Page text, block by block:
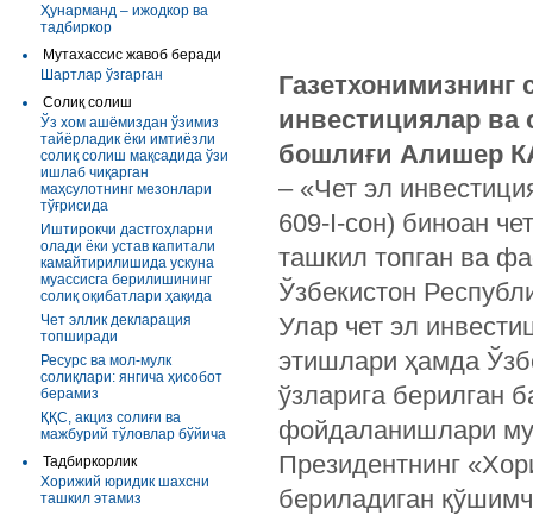
Ҳунарманд – ижодкор ва
тадбиркор
Мутахассис жавоб беради
Шартлар ўзгарган
Солиқ солиш
Ўз хом ашёмиздан ўзимиз
тайёрладик ёки имтиёзли
солиқ солиш мақсадида ўзи
ишлаб чиқарган
маҳсулотнинг мезонлари
тўғрисида
Иштирокчи дастгоҳларни
олади ёки устав капитали
камайтирилишида ускуна
муассисга берилишининг
солиқ оқибатлари ҳақида
Чет эллик декларация
топширади
Ресурс ва мол-мулк
солиқлари: янгича ҳисобот
берамиз
ҚҚС, акциз солиғи ва
мажбурий тўловлар бўйича
Тадбиркорлик
Хорижий юридик шахсни
ташкил этамиз
Газетхонимизнинг
инвестициялар ва
бошлиғи Алишер
– «Чет эл
609-I-сон) биноан
ташкил топган ва
Ўзбекистон
Улар чет эл
этишлари ҳамда
ўзларига берилган
фойдаланишлари
Президентнинг
бериладиган